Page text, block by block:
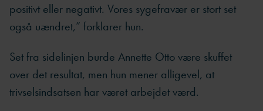
positivt eller negativt. Vores sygefravær er stort set
også uændret,” forklarer hun.
Set fra sidelinjen burde Annette Otto være skuffet
over det resultat, men hun mener alligevel, at
trivselsindsatsen har været arbejdet værd.